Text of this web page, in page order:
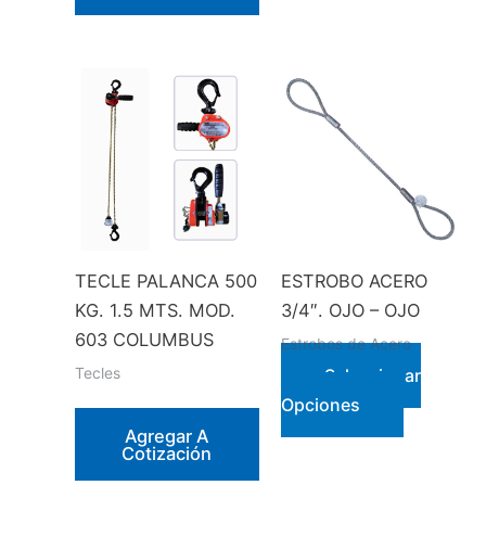
TECLE PALANCA 500
KG. 1.5 MTS. MOD.
603 COLUMBUS
Tecles
Agregar A
Cotización
ESTROBO ACERO
3/4″. OJO – OJO
Estrobos de Acero
Seleccionar
Opciones
Este
producto